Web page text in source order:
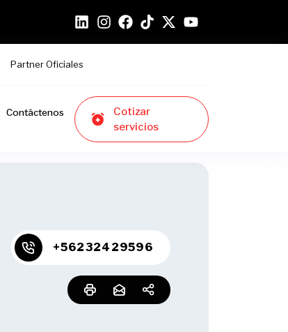
Partner Oficiales
Contáctenos
Cotizar
servicios
+56232429596